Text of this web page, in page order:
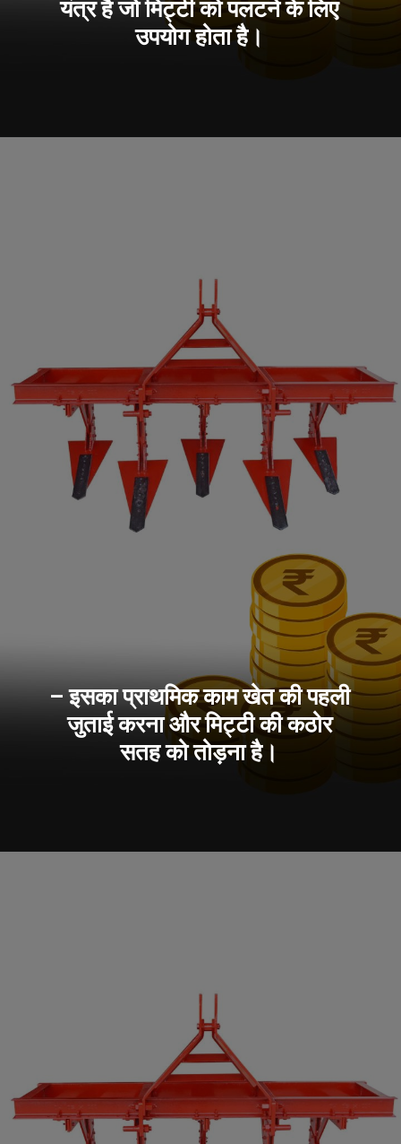
यंत्र है जो मिट्टी को पलटने के लिए
उपयोग होता है।
– इसका प्राथमिक काम खेत की पहली
जुताई करना और मिट्टी की कठोर
सतह को तोड़ना है।